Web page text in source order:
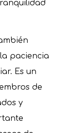
paciencia
Es un
de
y